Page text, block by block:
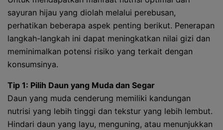
sayuran hijau yang diolah melalui perebusan,
perhatikan beberapa aspek penting berikut. Penerapan
langkah-langkah ini dapat meningkatkan nilai gizi dan
meminimalkan potensi risiko yang terkait dengan
konsumsinya.
Tip 1: Pilih Daun yang Muda dan Segar
Daun yang muda cenderung memiliki kandungan
nutrisi yang lebih tinggi dan tekstur yang lebih lembut.
Hindari daun yang layu, menguning, atau menunjukkan